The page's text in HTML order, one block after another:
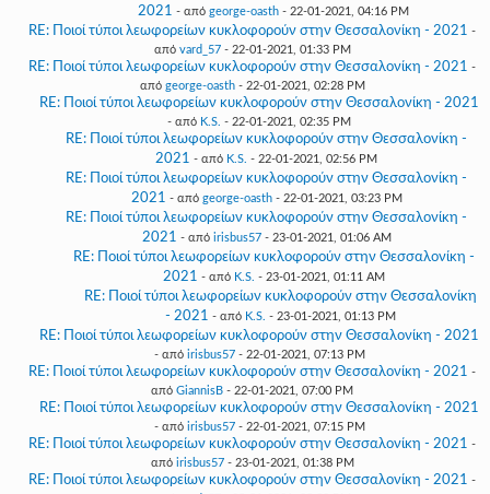
2021 - από george-oasth - 22-01-2021, 04:16 PM
RE: Ποιοί τύποι λεωφορείων κυκλοφορούν στην Θεσσαλονίκη - 2021 -
από vard_57- 22-01-2021, 01:33 PM
RE: Ποιοί τύποι λεωφορείων κυκλοφορούν στην Θεσσαλονίκη - 2021 -
από george-oasth- 22-01-2021, 02:28 PM
RE: Ποιοί τύποι λεωφορείων κυκλοφορούν στην Θεσσαλονίκη - 2021
- από K.S. - 22-01-2021, 02:35 PM
RE: Ποιοί τύποι λεωφορείων κυκλοφορούν στην Θεσσαλονίκη -
2021 - από K.S. - 22-01-2021, 02:56 PM
RE: Ποιοί τύποι λεωφορείων κυκλοφορούν στην Θεσσαλονίκη -
2021 - από george-oasth- 22-01-2021, 03:23 PM
RE: Ποιοί τύποι λεωφορείων κυκλοφορούν στην Θεσσαλονίκη -
2021 - από irisbus57- 23-01-2021, 01:06 AM
RE: Ποιοί τύποι λεωφορείων κυκλοφορούν στην Θεσσαλονίκη -
2021 - από K.S. - 23-01-2021, 01:11 AM
RE: Ποιοί τύποι λεωφορείων κυκλοφορούν στην Θεσσαλονίκη
- 2021 - από K.S. - 23-01-2021, 01:13 PM
RE: Ποιοί τύποι λεωφορείων κυκλοφορούν στην Θεσσαλονίκη - 2021
- από irisbus57- 22-01-2021, 07:13 PM
RE: Ποιοί τύποι λεωφορείων κυκλοφορούν στην Θεσσαλονίκη - 2021 -
από GiannisB - 22-01-2021, 07:00 PM
RE: Ποιοί τύποι λεωφορείων κυκλοφορούν στην Θεσσαλονίκη - 2021
- από irisbus57- 22-01-2021, 07:15 PM
RE: Ποιοί τύποι λεωφορείων κυκλοφορούν στην Θεσσαλονίκη - 2021 -
από irisbus57- 23-01-2021, 01:38 PM
RE: Ποιοί τύποι λεωφορείων κυκλοφορούν στην Θεσσαλονίκη - 2021 -